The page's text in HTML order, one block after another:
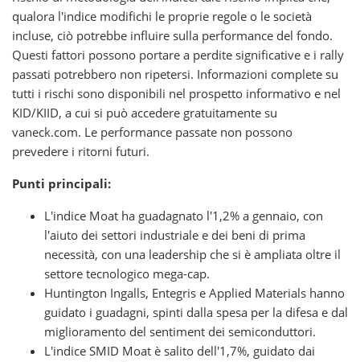
qualora l'indice modifichi le proprie regole o le società
incluse, ciò potrebbe influire sulla performance del fondo.
Questi fattori possono portare a perdite significative e i rally
passati potrebbero non ripetersi. Informazioni complete su
tutti i rischi sono disponibili nel prospetto informativo e nel
KID/KIID, a cui si può accedere gratuitamente su
vaneck.com. Le performance passate non possono
prevedere i ritorni futuri.
Punti principali:
L'indice Moat ha guadagnato l'1,2% a gennaio, con
l'aiuto dei settori industriale e dei beni di prima
necessità, con una leadership che si è ampliata oltre il
settore tecnologico mega-cap.
Huntington Ingalls, Entegris e Applied Materials hanno
guidato i guadagni, spinti dalla spesa per la difesa e dal
miglioramento del sentiment dei semiconduttori.
L'indice SMID Moat è salito dell'1,7%, guidato dai